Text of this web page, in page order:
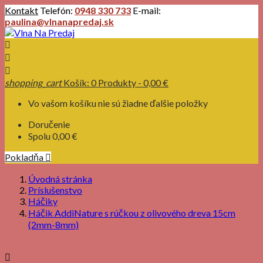
Kontakt Telefón: 0948 330 733 E-mail:
paulina@vlnanapredaj.sk



shopping_cart Košík: 0 Produkty - 0,00 €
Vo vašom košíku nie sú žiadne ďalšie položky
Doručenie
Spolu0,00 €
Pokladňa 
Úvodná stránka
Príslušenstvo
Háčiky
Háčik AddiNature s rúčkou z olivového dreva 15cm
(2mm-8mm)
